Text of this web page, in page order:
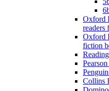
Oxford
readers
Oxford
fiction
Collins